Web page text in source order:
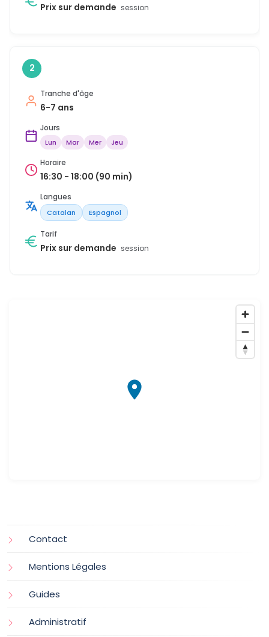
Prix sur demande session
2
Tranche d'âge
6-7 ans
Jours
Lun Mar Mer Jeu
Horaire
16:30 - 18:00 (90 min)
Langues
Catalan Espagnol
Tarif
Prix sur demande session
Contact
Mentions Légales
Guides
Administratif